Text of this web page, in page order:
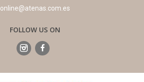
online@atenas.com.es
FOLLOW US ON